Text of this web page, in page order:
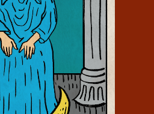
draagt het
staat voor: een idee
emotie.